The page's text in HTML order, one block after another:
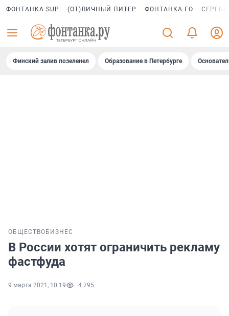
ФОНТАНКА SUP (ОТ)ЛИЧНЫЙ ПИТЕР ФОНТАНКА ГО
Финский залив позеленел Образование в Петербурге
ОБЩЕСТВО БИЗНЕС
В России хотят ограничить рекламу
фастфуда
9 марта 2021, 10:19 4 795